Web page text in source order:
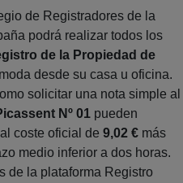
de Registradores de la
podrá realizar todos los
de la Propiedad de
desde su casa u oficina.
solicitar una nota simple al
Nº 01 pueden
coste oficial de 9,02 € más
medio inferior a dos horas.
de la plataforma Registro